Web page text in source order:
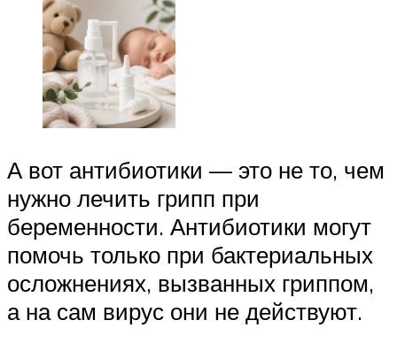
А вот антибиотики — это не то, чем
нужно лечить грипп при
беременности. Антибиотики могут
помочь только при бактериальных
осложнениях, вызванных гриппом,
а на сам вирус они не действуют.